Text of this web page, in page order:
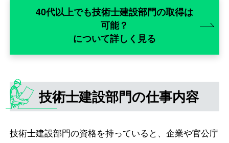
40代以上でも技術士建設部門の取得は
可能？
について詳しく見る
技術士建設部門の仕事内容
技術士建設部門の資格を持っていると、企業や官公庁